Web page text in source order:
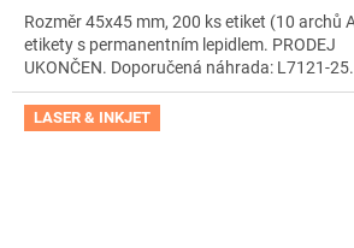
Rozměr 45x45 mm, 200 ks etiket (10 archů
etikety s permanentním lepidlem. PRODEJ
UKONČEN. Doporučená náhrada: L7121-25.
LASER & INKJET